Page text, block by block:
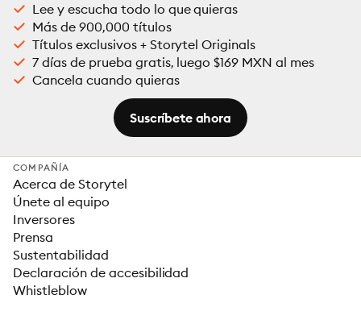
Lee y escucha todo lo que quieras
Más de 900,000 títulos
Títulos exclusivos + Storytel Originals
7 días de prueba gratis, luego $169 MXN al mes
Cancela cuando quieras
Suscríbete ahora
COMPAÑÍA
Acerca de Storytel
Únete al equipo
Inversores
Prensa
Sustentabilidad
Declaración de accesibilidad
Whistleblow